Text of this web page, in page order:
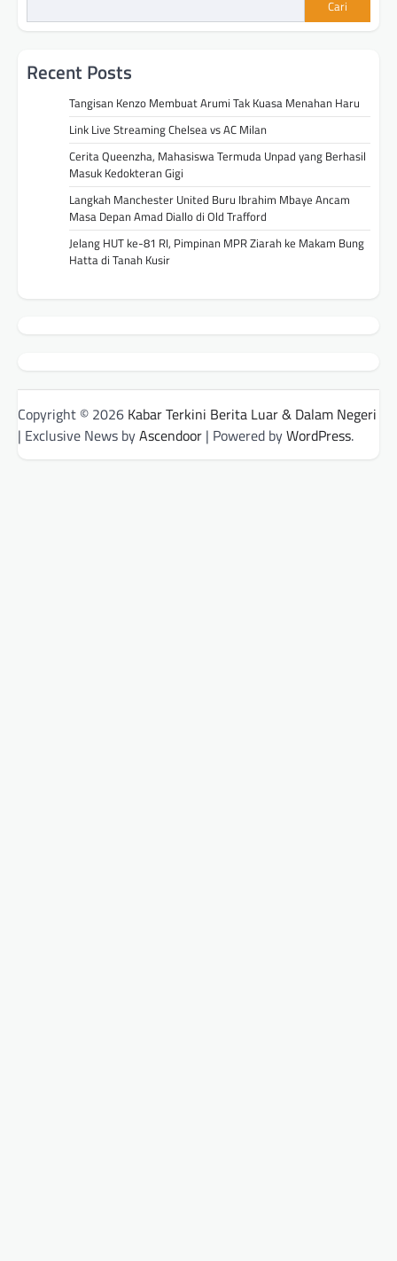
Cari
Recent Posts
Tangisan Kenzo Membuat Arumi Tak Kuasa Menahan Haru
Link Live Streaming Chelsea vs AC Milan
Cerita Queenzha, Mahasiswa Termuda Unpad yang Berhasil
Masuk Kedokteran Gigi
Langkah Manchester United Buru Ibrahim Mbaye Ancam
Masa Depan Amad Diallo di Old Trafford
Jelang HUT ke-81 RI, Pimpinan MPR Ziarah ke Makam Bung
Hatta di Tanah Kusir
Copyright © 2026 Kabar Terkini Berita Luar & Dalam Negeri
| Exclusive News byAscendoor | Powered byWordPress.